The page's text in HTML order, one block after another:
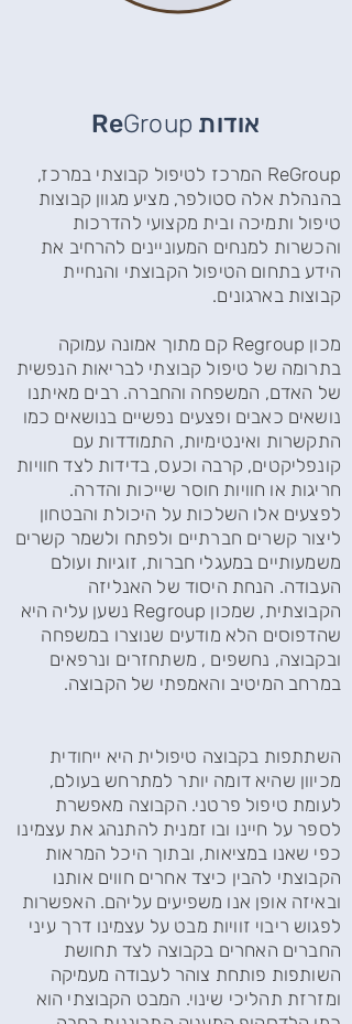
אודות Re Group
ReGroup המרכז לטיפול קבוצתי במרכז,
בהנהלת אלה סטולפר, מציע מגוון קבוצות
טיפול ותמיכה ובית מקצועי להדרכות
והכשרות למנחים המעוניינים להרחיב את
הידע בתחום הטיפול הקבוצתי והנחיית
קבוצות בארגונים.
מכון Regroup קם מתוך אמונה עמוקה
בתרומה של טיפול קבוצתי לבריאות הנפשית
של האדם, המשפחה והחברה. רבים מאיתנו
נושאים כאבים ופצעים נפשיים בנושאים כמו
התקשרות ואינטימיות, התמודדות עם
קונפליקטים, קרבה וכעס, בדידות לצד חוויות
חריגות או חוויות חוסר שייכות והדרה.
לפצעים אלו השלכות על היכולת והבטחון
ליצור קשרים חברתיים ולפתח ולשמר קשרים
משמעותיים במעגלי חברות, זוגיות ועולם
העבודה. הנחת היסוד של האנליזה
הקבוצתית, שמכון Regroup נשען עליה היא
שהדפוסים הלא מודעים שנוצרו במשפחה
ובקבוצה, נחשפים , משתחזרים ונרפאים
במרחב המיטיב והאמפתי של הקבוצה.
השתתפות בקבוצה טיפולית היא ייחודית
מכיוון שהיא דומה יותר למתרחש בעולם,
לעומת טיפול פרטני. הקבוצה מאפשרת
לספר על חיינו ובו זמנית להתנהג את עצמינו
כפי שאנו במציאות, ובתוך היכל המראות
הקבוצתי להבין כיצד אחרים חווים אותנו
ובאיזה אופן אנו משפיעים עליהם. האפשרות
לפגוש ריבוי זוויות מבט על עצמינו דרך עיני
החברים האחרים בקבוצה לצד תחושת
השותפות פותחת צוהר לעבודה מעמיקה
ומזרזת תהליכי שינוי. המבט הקבוצתי הוא